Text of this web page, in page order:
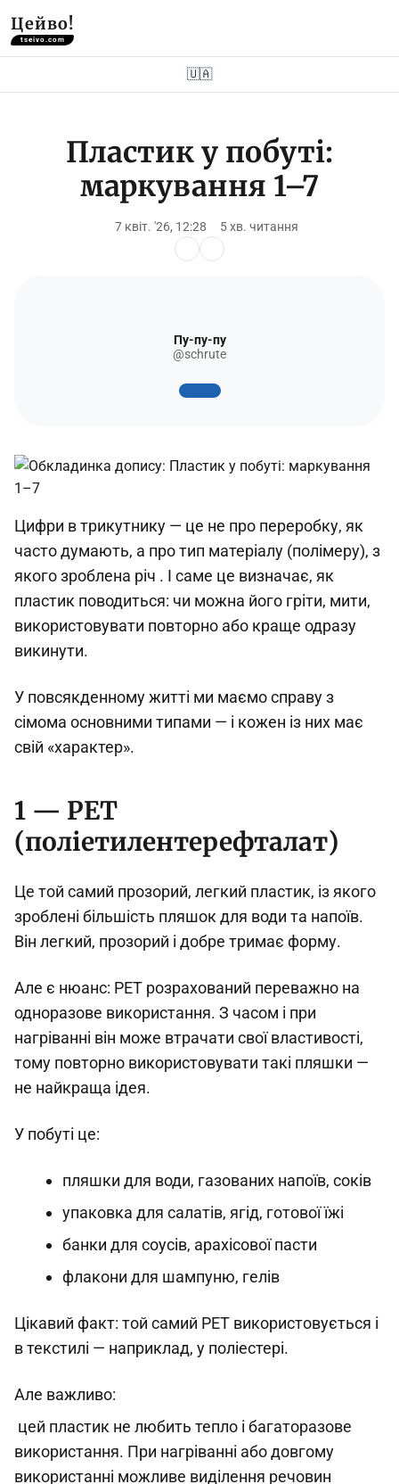
Цейво!
tseivo.com
🇺🇦
Пластик у побуті:
маркування 1–7
7 квіт. '26, 12:28 5 хв. читання
Пу-пу-пу
@schrute
Цифри в трикутнику — це не про переробку, як
часто думають, а про тип матеріалу (полімеру), з
якого зроблена річ . І саме це визначає, як
пластик поводиться: чи можна його гріти, мити,
використовувати повторно або краще одразу
викинути.
У повсякденному житті ми маємо справу з
сімома основними типами — і кожен із них має
свій «характер».
1 — PET
(поліетилентерефталат)
Це той самий прозорий, легкий пластик, із якого
зроблені більшість пляшок для води та напоїв.
Він легкий, прозорий і добре тримає форму.
Але є нюанс: PET розрахований переважно на
одноразове використання. З часом і при
нагріванні він може втрачати свої властивості,
тому повторно використовувати такі пляшки —
не найкраща ідея.
У побуті це:
пляшки для води, газованих напоїв, соків
упаковка для салатів, ягід, готової їжі
банки для соусів, арахісової пасти
флакони для шампуню, гелів
Цікавий факт: той самий PET використовується і
в текстилі — наприклад, у поліестері.
Але важливо:
цей пластик не любить тепло і багаторазове
використання. При нагріванні або довгому
використанні можливе виділення речовин